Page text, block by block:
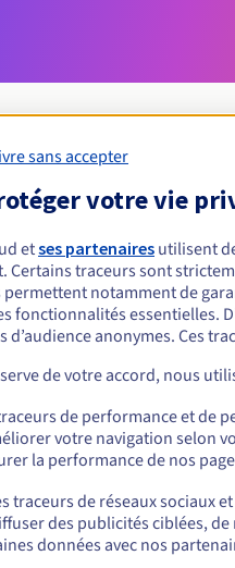
.rip ?
physiques ou morales,
Règles de
sans accepter
votre vie
etses partenaires utilisent
Certains traceurs sont
permettent notamment de
fonctionnalités essentielles.
d’audience anonymes. Ces
de votre accord, nous
de performance et de
votre navigation selon
la performance de nos
traceurs de réseaux sociaux
des publicités ciblées,
données avec nos